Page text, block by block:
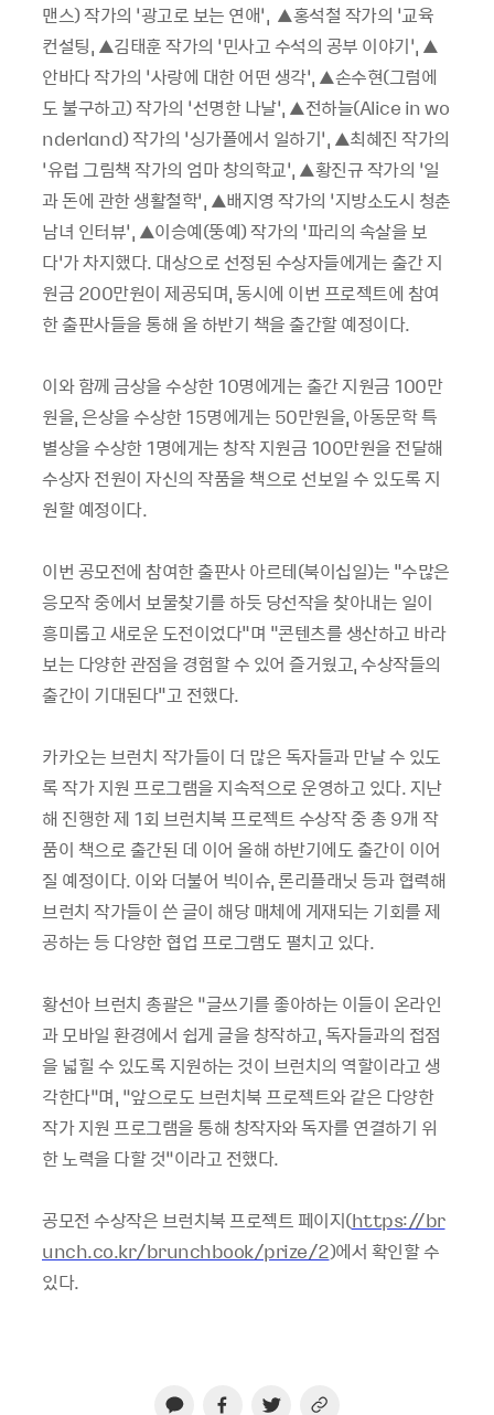
맨스)작가의 ‘광고로 보는 연애’, ▲홍석철 작가의 ‘교육
컨설팅, ▲김태훈 작가의 ‘민사고 수석의 공부 이야기’, ▲
안바다 작가의 ‘사랑에 대한 어떤 생각’, ▲손수현(그럼에
도 불구하고)작가의 ‘선명한 나날’, ▲전하늘(Alice in wo
nderland)작가의 ‘싱가폴에서 일하기’, ▲최혜진 작가의
‘유럽 그림책 작가의 엄마 창의학교’, ▲황진규 작가의 ‘일
과 돈에 관한 생활철학’, ▲배지영 작가의 ‘지방소도시 청춘
남녀 인터뷰’, ▲이승예(뚱예)작가의 ‘파리의 속살을 보
다’가 차지했다. 대상으로 선정된 수상자들에게는 출간 지
원금 200만원이 제공되며,동시에 이번 프로젝트에 참여
한 출판사들을 통해 올 하반기 책을 출간할 예정이다.
이와 함께 금상을 수상한10명에게는 출간 지원금 100만
원을,은상을 수상한15명에게는 50만원을, 아동문학 특
별상을 수상한1명에게는 창작 지원금 100만원을 전달해
수상자 전원이 자신의 작품을 책으로 선보일 수 있도록 지
원할 예정이다.
이번 공모전에 참여한 출판사 아르테(북이십일)는 "수많은
응모작 중에서 보물찾기를 하듯 당선작을 찾아내는 일이
흥미롭고 새로운 도전이었다"며 "콘텐츠를 생산하고 바라
보는 다양한 관점을 경험할 수 있어 즐거웠고,수상작들의
출간이 기대된다"고 전했다.
카카오는 브런치 작가들이 더 많은 독자들과 만날 수 있도
록 작가 지원 프로그램을 지속적으로 운영하고 있다.지난
해 진행한 제 1회 브런치북 프로젝트 수상작 중 총 9개 작
품이 책으로 출간된 데 이어 올해 하반기에도 출간이 이어
질 예정이다. 이와 더불어 빅이슈,론리플래닛 등과 협력해
브런치 작가들이 쓴 글이 해당 매체에 게재되는 기회를 제
공하는 등 다양한 협업 프로그램도 펼치고 있다.
황선아 브런치 총괄은 “글쓰기를 좋아하는 이들이 온라인
과 모바일 환경에서 쉽게 글을 창작하고,독자들과의 접점
을 넓힐 수 있도록 지원하는 것이 브런치의 역할이라고 생
각한다”며, “앞으로도 브런치북 프로젝트와 같은 다양한
작가 지원 프로그램을 통해 창작자와 독자를 연결하기 위
한 노력을 다할 것”이라고 전했다.
공모전 수상작은 브런치북 프로젝트 페이지(https://br
unch.co.kr/brunchbook/prize/2)에서 확인할 수
있다.